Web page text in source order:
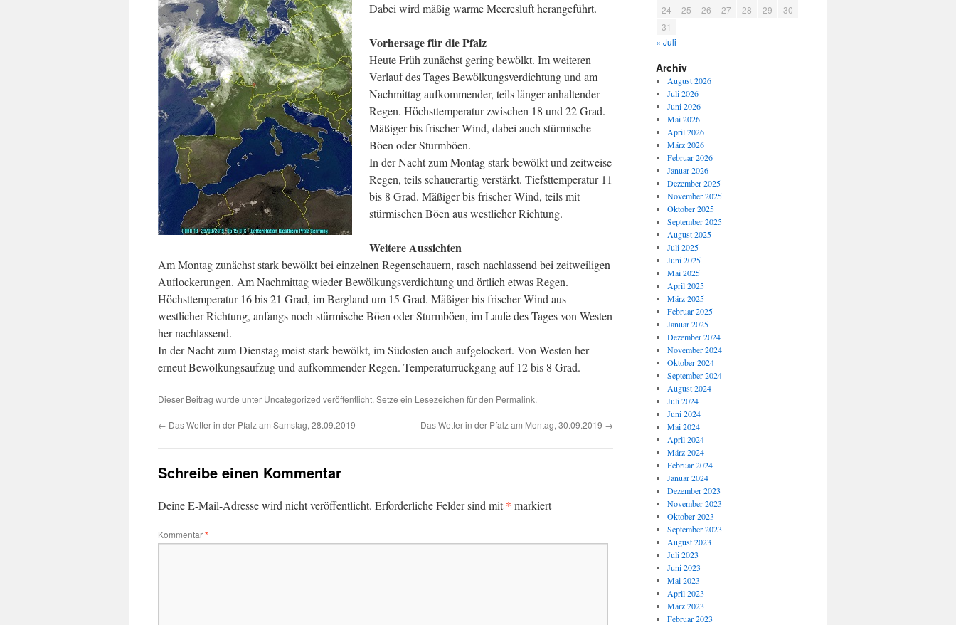
Dabei wird mäßig warme Meeresluft herangeführt.
Vorhersage für die Pfalz
Heute Früh zunächst gering bewölkt. Im weiteren
Verlauf des Tages Bewölkungsverdichtung und am
Nachmittag aufkommender, teils länger anhaltender
Regen. Höchsttemperatur zwischen 18 und 22 Grad.
Mäßiger bis frischer Wind, dabei auch stürmische
Böen oder Sturmböen.
In der Nacht zum Montag stark bewölkt und zeitweise
Regen, teils schauerartig verstärkt. Tiefsttemperatur 11
bis 8 Grad. Mäßiger bis frischer Wind, teils mit
stürmischen Böen aus westlicher Richtung.
Weitere Aussichten
Am Montag zunächst stark bewölkt bei einzelnen Regenschauern, rasch nachlassend bei zeitweiligen
Auflockerungen. Am Nachmittag wieder Bewölkungsverdichtung und örtlich etwas Regen.
Höchsttemperatur 16 bis 21 Grad, im Bergland um 15 Grad. Mäßiger bis frischer Wind aus
westlicher Richtung, anfangs noch stürmische Böen oder Sturmböen, im Laufe des Tages von Westen
her nachlassend.
In der Nacht zum Dienstag meist stark bewölkt, im Südosten auch aufgelockert. Von Westen her
erneut Bewölkungsaufzug und aufkommender Regen. Temperaturrückgang auf 12 bis 8 Grad.
Dieser Beitrag wurde unter Uncategorized veröffentlicht. Setze ein Lesezeichen für den Permalink.
← Das Wetter in der Pfalz am Samstag, 28.09.2019 Das Wetter in der Pfalz am Montag, 30.09.2019 →
Schreibe einen Kommentar
Deine E-Mail-Adresse wird nicht veröffentlicht. Erforderliche Felder sind mit* markiert
Kommentar*
24
25 26 27 28 29
30
31
« Juli
Archiv
August 2026
Juli 2026
Juni 2026
Mai 2026
April 2026
März 2026
Februar 2026
Januar 2026
Dezember 2025
November 2025
Oktober 2025
September 2025
August 2025
Juli 2025
Juni 2025
Mai 2025
April 2025
März 2025
Februar 2025
Januar 2025
Dezember 2024
November 2024
Oktober 2024
September 2024
August 2024
Juli 2024
Juni 2024
Mai 2024
April 2024
März 2024
Februar 2024
Januar 2024
Dezember 2023
November 2023
Oktober 2023
September 2023
August 2023
Juli 2023
Juni 2023
Mai 2023
April 2023
März 2023
Februar 2023